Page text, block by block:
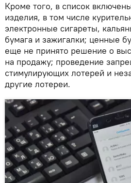
Кроме того, в список
изделия, в том числе
электронные сигареты,
бумага и зажигалки; ценные
еще не принято решение о
на продажу; проведение
стимулирующих лотерей и
другие лотереи.